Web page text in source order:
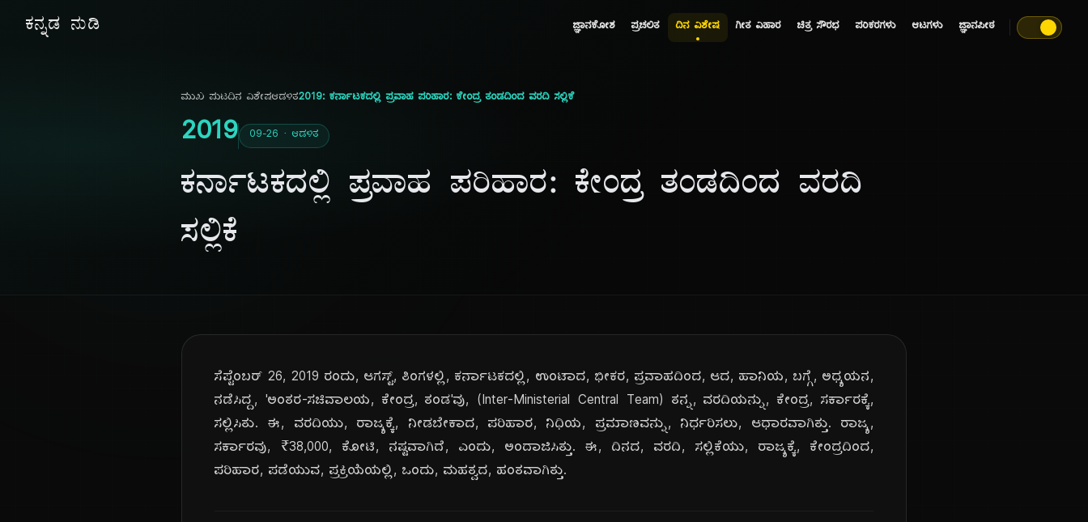
ಕನ್ನಡ ನುಡಿ ಜ್ಞಾನಕೋಶ ಪ್ರಚಲಿತ ದಿನ ವಿಶೇಷ ಗೀತ ವಿಹಾರ ಚಿತ್ರ ಸೌರಭ ಪರಿಕರಗಳು ಆಟಗಳು ಜ್ಞಾನಪೀಠ
ಮುಖ ಪುಟದಿನ ವಿಶೇಷಆಡಳಿತ2019: ಕರ್ನಾಟಕದಲ್ಲಿ ಪ್ರವಾಹ ಪರಿಹಾರ: ಕೇಂದ್ರ ತಂಡದಿಂದ ವರದಿ ಸಲ್ಲಿಕೆ
2019 09-26 · ಆಡಳಿತ
ಕರ್ನಾಟಕದಲ್ಲಿ ಪ್ರವಾಹ ಪರಿಹಾರ: ಕೇಂದ್ರ ತಂಡದಿಂದ ವರದಿ
ಸಲ್ಲಿಕೆ
ಸೆಪ್ಟೆಂಬರ್ 26, 2019 ರಂದು, ಆಗಸ್ಟ್, ತಿಂಗಳಲ್ಲಿ, ಕರ್ನಾಟಕದಲ್ಲಿ, ಉಂಟಾದ, ಭೀಕರ, ಪ್ರವಾಹದಿಂದ, ಆದ, ಹಾನಿಯ, ಬಗ್ಗೆ, ಅಧ್ಯಯನ,
ನಡೆಸಿದ್ದ, 'ಅಂತರ-ಸಚಿವಾಲಯ, ಕೇಂದ್ರ, ತಂಡ'ವು, (Inter-Ministerial Central Team) ತನ್ನ, ವರದಿಯನ್ನು, ಕೇಂದ್ರ, ಸರ್ಕಾರಕ್ಕೆ,
ಸಲ್ಲಿಸಿತು. ಈ, ವರದಿಯು, ರಾಜ್ಯಕ್ಕೆ, ನೀಡಬೇಕಾದ, ಪರಿಹಾರ, ನಿಧಿಯ, ಪ್ರಮಾಣವನ್ನು, ನಿರ್ಧರಿಸಲು, ಆಧಾರವಾಗಿತ್ತು. ರಾಜ್ಯ,
ಸರ್ಕಾರವು, ₹38,000, ಕೋಟಿ, ನಷ್ಟವಾಗಿದೆ, ಎಂದು, ಅಂದಾಜಿಸಿತ್ತು. ಈ, ದಿನದ, ವರದಿ, ಸಲ್ಲಿಕೆಯು, ರಾಜ್ಯಕ್ಕೆ, ಕೇಂದ್ರದಿಂದ,
ಪರಿಹಾರ, ಪಡೆಯುವ, ಪ್ರಕ್ರಿಯೆಯಲ್ಲಿ, ಒಂದು, ಮಹತ್ವದ, ಹಂತವಾಗಿತ್ತು.